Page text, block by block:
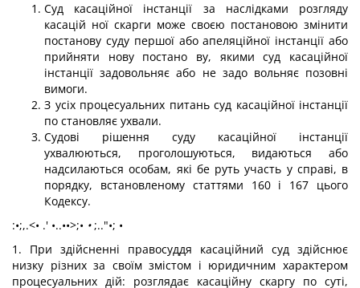
Суд касаційної інстанції за наслідками розгляду
касацій ної скарги може своєю постановою змінити
постанову суду першої або апеляційної інстанції або
прийняти нову постано ву, якими суд касаційної
інстанції задовольняє або не задо вольняє позовні
вимоги.
З усіх процесуальних питань суд касаційної інстанції
по становляє ухвали.
Судові рішення суду касаційної інстанції
ухвалюються, проголошуються, видаються або
надсилаються особам, які бе руть участь у справі, в
порядку, встановленому статтями 160 і 167 цього
Кодексу.
:•;,.<• .' •..••>;• •;.."•; •
1. При здійсненні правосуддя касаційний суд здійснює
низку різних за своїм змістом і юридичним характером
процесуальних дій: розглядає касаційну скаргу по суті,